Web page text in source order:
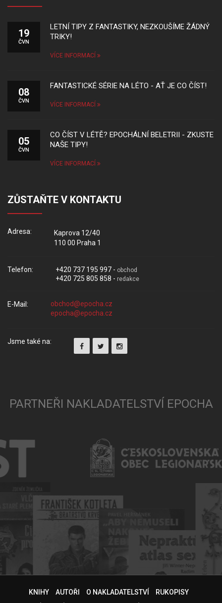
19
ČVN
LETNÍ TIPY Z FANTASTIKY, NEZKOUŠÍME ŽÁDNÝ
TRIKY!
VÍCE INFORMACÍ
08
ČVN
FANTASTICKÉ SÉRIE NA LÉTO - AŤ JE CO ČÍST!
VÍCE INFORMACÍ
05
ČVN
CO ČÍST V LÉTĚ? EPOCHÁLNÍ BELETRII - ZKUSTE
NAŠE TIPY!
VÍCE INFORMACÍ
ZŮSTAŇTE V KONTAKTU
Adresa:
Kaprova 12/40
110 00 Praha 1
Telefon: +420 737 195 997 - obchod
+420 725 805 858 - redakce
E-Mail:
Jsme také na:
PARTNEŘI NAKLADATELSTVÍ EPOCHA
KNIHY AUTOŘI O NAKLADATELSTVÍ RUKOPISY